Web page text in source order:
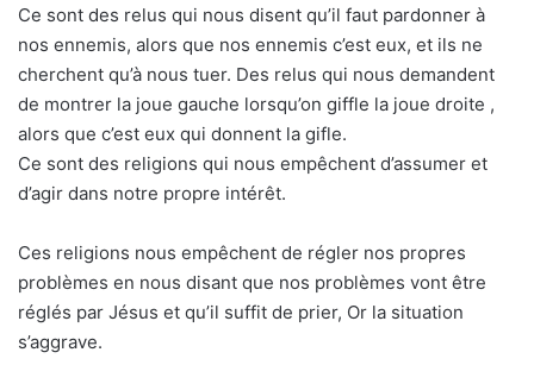
Ce sont des relus qui nous disent qu’il faut pardonner à
nos ennemis, alors que nos ennemis c’est eux, et ils ne
cherchent qu’à nous tuer. Des relus qui nous demandent
de montrer la joue gauche lorsqu’on giffle la joue droite ,
alors que c’est eux qui donnent la gifle.
Ce sont des religions qui nous empêchent d’assumer et
d’agir dans notre propre intérêt.
Ces religions nous empêchent de régler nos propres
problèmes en nous disant que nos problèmes vont être
réglés par Jésus et qu’il suffit de prier, Or la situation
s’aggrave.